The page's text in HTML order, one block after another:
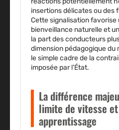
insertions délicates ou des
Cette signalisation favorise
bienveillance naturelle et
la part des conducteurs
dimension pédagogique du
le simple cadre de la
imposée par l’État.
La différence
limite de vitesse
apprentissage